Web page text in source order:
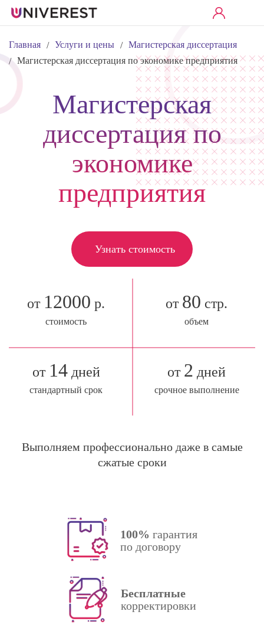
Главная / Услуги и цены / Магистерская диссертация
/ Магистерская диссертация по экономике предприятия
Магистерская
диссертация по
экономике
предприятия
Узнать стоимость
от 12000 р.
стоимость
от 80 стр.
объем
от 14дней
стандартный срок
от 2 дней
срочное выполнение
Выполняем профессионально даже в самые
сжатые сроки
100% гарантия
по договору
Бесплатные
корректировки